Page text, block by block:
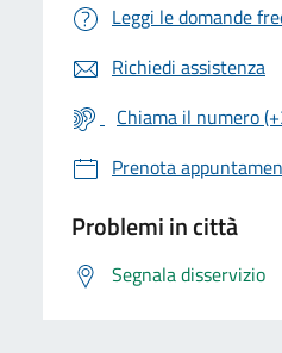
Leggi le domande
Richiedi assistenza
Chiama il numero
Prenota
Problemi in città
Segnala disservizio